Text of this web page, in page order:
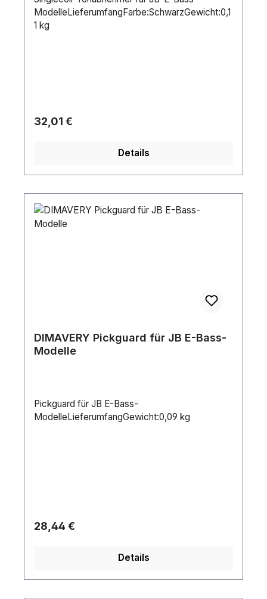
ModelleLieferumfangFarbe:SchwarzGewicht:0,1
1 kg
Regulärer Preis:
32,01 €
Details
DIMAVERY Pickguard für JB E-Bass-
Modelle
Pickguard für JB E-Bass-
ModelleLieferumfangGewicht:0,09 kg
Regulärer Preis:
28,44 €
Details